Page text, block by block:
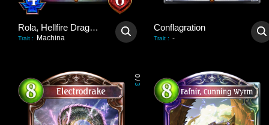
Rola, Hellfire Dragoon
Trait : Machina
Conflagration
Trait : -
0
/
3